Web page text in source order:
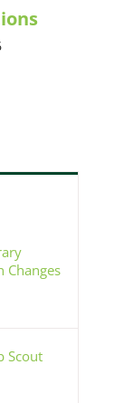
Changes
Scout